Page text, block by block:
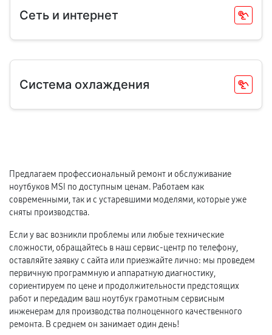
Сеть и интернет
Система охлаждения
Предлагаем профессиональный ремонт и обслуживание
ноутбуков MSI по доступным ценам. Работаем как
современными, так и с устаревшими моделями, которые уже
сняты производства.
Если у вас возникли проблемы или любые технические
сложности, обращайтесь в наш сервис-центр по телефону,
оставляйте заявку с сайта или приезжайте лично: мы проведем
первичную программную и аппаратную диагностику,
сориентируем по цене и продолжительности предстоящих
работ и передадим ваш ноутбук грамотным сервисным
инженерам для производства полноценного качественного
ремонта. В среднем он занимает один день!